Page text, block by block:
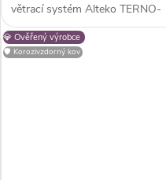
větrací systém Alteko TERNO-
S. Vhodné pro systém řady
TERNO-S 280. Zákazníci často
dokupují...
💎 Ověřený výrobce
🛡️ Korozivzdorný kov